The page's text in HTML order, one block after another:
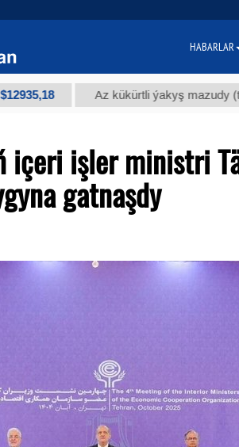
Az kükürtli ýakyş mazudy (t.)
içeri işler ministri
gatnaşdy
HABARLAR